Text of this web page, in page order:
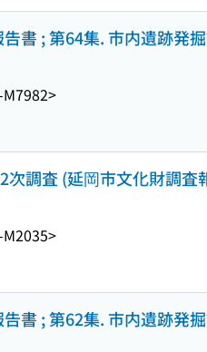
書 ; 第64集. 市内遺跡発
調査 (延岡市文化財調査
書 ; 第62集. 市内遺跡発